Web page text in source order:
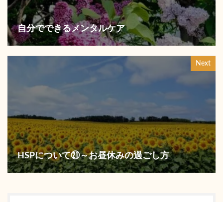
自分でできるメンタルケア
Next
HSPについて㉑～お昼休みの過ごし方